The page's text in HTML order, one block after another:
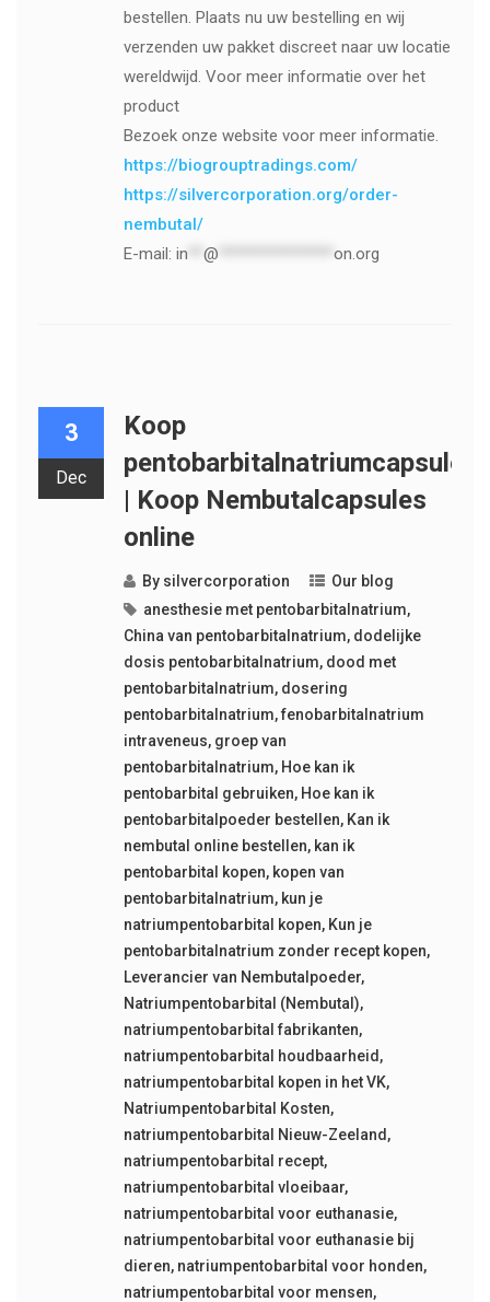
bestellen. Plaats nu uw bestelling en wij
verzenden uw pakket discreet naar uw locatie
wereldwijd. Voor meer informatie over het
product
Bezoek onze website voor meer informatie.
https://biogrouptradings.com/
https://silvercorporation.org/order-
nembutal/
E-mail: in @ on.org
3
Dec
Koop
pentobarbitalnatriumcapsules
| Koop Nembutalcapsules
online
By silvercorporation
Our blog
anesthesie met pentobarbitalnatrium,
China van pentobarbitalnatrium, dodelijke
dosis pentobarbitalnatrium, dood met
pentobarbitalnatrium, dosering
pentobarbitalnatrium,fenobarbitalnatrium
intraveneus, groep van
pentobarbitalnatrium, Hoe kan ik
pentobarbital gebruiken, Hoe kan ik
pentobarbitalpoeder bestellen, Kan ik
nembutal online bestellen, kan ik
pentobarbital kopen, kopen van
pentobarbitalnatrium, kun je
natriumpentobarbital kopen, Kun je
pentobarbitalnatrium zonder recept kopen,
Leverancier van Nembutalpoeder,
Natriumpentobarbital (Nembutal),
natriumpentobarbital fabrikanten,
natriumpentobarbital houdbaarheid ,
natriumpentobarbital kopen in het VK,
Natriumpentobarbital Kosten,
natriumpentobarbital Nieuw-Zeeland ,
natriumpentobarbital recept,
natriumpentobarbital vloeibaar,
natriumpentobarbital voor euthanasie,
natriumpentobarbital voor euthanasie bij
dieren, natriumpentobarbital voor honden,
natriumpentobarbital voor mensen,